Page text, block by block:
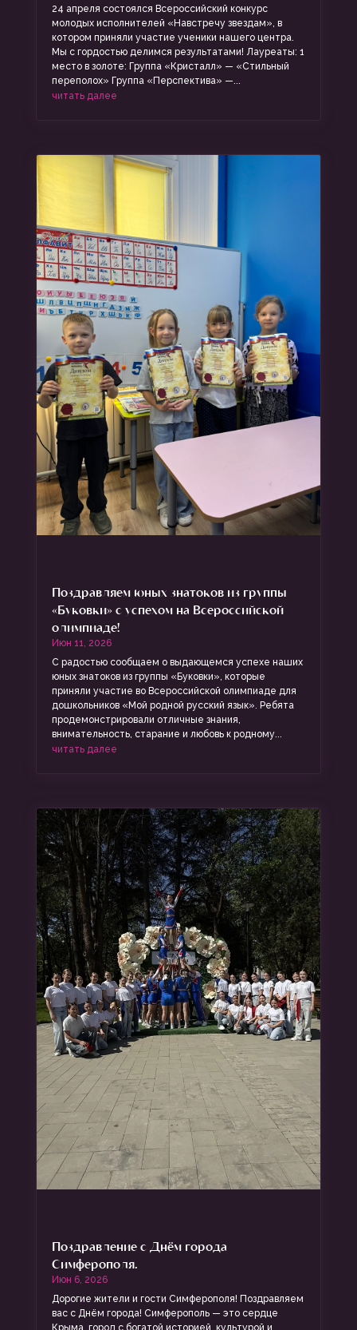
24 апреля состоялся Всероссийский конкурс
молодых исполнителей «Навстречу звездам», в
котором приняли участие ученики нашего центра.
Мы с гордостью делимся результатами! Лауреаты: 1
место в золоте: Группа «Кристалл» — «Стильный
переполох» Группа «Перспектива» —...
читать далее
Поздравляем юных знатоков из группы
«Буковки» с успехом на Всероссийской
олимпиаде!
Июн 11, 2026
С радостью сообщаем о выдающемся успехе наших
юных знатоков из группы «Буковки», которые
приняли участие во Всероссийской олимпиаде для
дошкольников «Мой родной русский язык». Ребята
продемонстрировали отличные знания,
внимательность, старание и любовь к родному...
читать далее
Поздравление с Днём города
Симферополя.
Июн 6, 2026
Дорогие жители и гости Симферополя! Поздравляем
вас с Днём города! Симферополь — это сердце
Крыма, город с богатой историей, культурой и